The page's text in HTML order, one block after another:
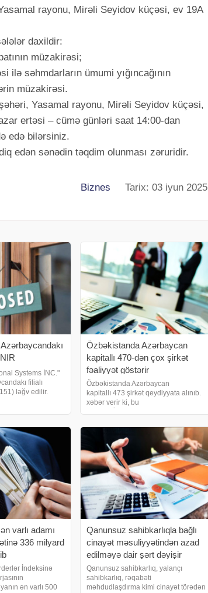
rayonu, Mirəli Seyidov küçəsi, ev 19A
daxildir:
müzakirəsi;
ilə səhmdarların ümumi yığıncağının
müzakirəsi.
Yasamal rayonu, Mirəli Seyidov küçəsi,
ertəsi – cümə günləri saat 14:00-dan
edə bilərsiniz.
edən sənədin təqdim olunması zəruridir.
Biznes Tarix: 03 iyun 2025
Systems İNC."
filialı
ləğv edilir.
Özbəkistanda Azərbaycan
kapitallı 470-dən çox şirkət
fəaliyyət göstərir
Özbəkistanda Azərbaycan
kapitallı 473 şirkət qeydiyyata alınıb.
xəbər verir ki, bu
iyulun 1-nə Özbəkistanda xarici
investisiyalı 20 502 müəssis
varlı adamı
336 milyard
İndeksinə
ən varlı 500
Qanunsuz sahibkarlıqla bağlı
cinayət məsuliyyətindən azad
edilməyə dair şərt dəyişir
Qanunsuz sahibkarlıq, yalançı
sahibkarlıq, rəqabəti
məhdudlaşdırma kimi cinayət törədən